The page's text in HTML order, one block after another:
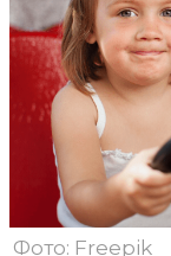
Фото: Freepik